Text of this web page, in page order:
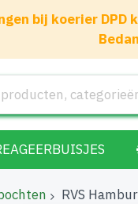
bij koerier
RVS